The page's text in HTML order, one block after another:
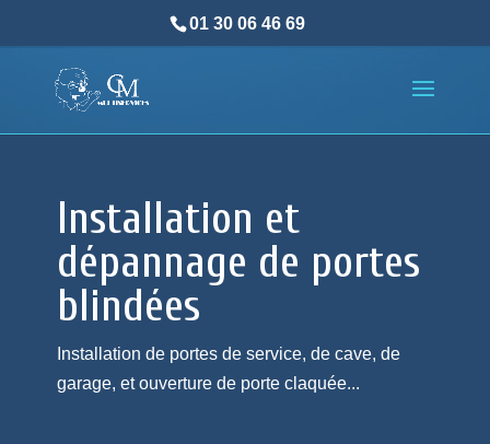
01 30 06 46 69
Installation et
dépannage de portes
blindées
Installation de portes de service, de cave, de
garage, et ouverture de porte claquée...